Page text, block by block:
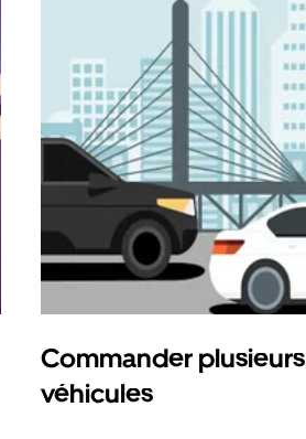
Commander plusieurs
véhicules